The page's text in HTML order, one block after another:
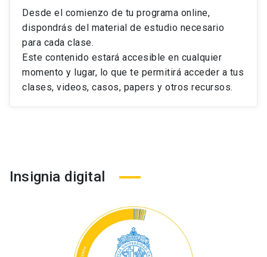
Desde el comienzo de tu programa online,
dispondrás del material de estudio necesario
para cada clase.
Este contenido estará accesible en cualquier
momento y lugar, lo que te permitirá acceder a tus
clases, videos, casos, papers y otros recursos.
Insignia digital